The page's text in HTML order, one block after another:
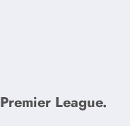
League.